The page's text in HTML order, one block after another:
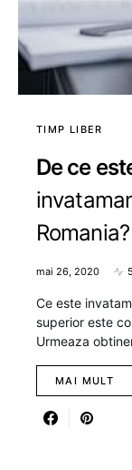
TIMP LIBER
De ce
Romania?
mai 26, 2020
Ce este
superior este
Urmeaza
MAI MULT